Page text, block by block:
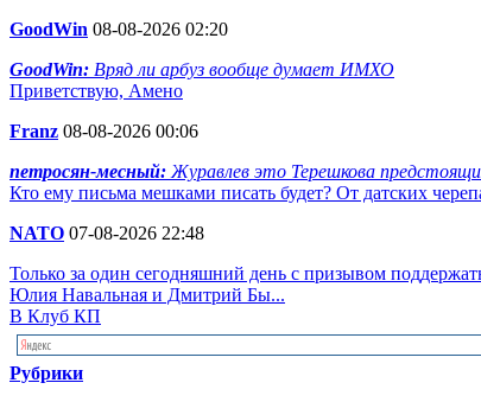
GoodWin 08-08-2026 02:20
GoodWin: Вряд ли арбуз вообще думает ИМХО
Приветствую, Амено
Franz 08-08-2026 00:06
петросян-месный: Журавлев это Терешкова
Кто ему письма мешками писать будет? От датских
NATO 07-08-2026 22:48
Только за один сегодняшний день с призывом
Юлия Навальная и Дмитрий Бы...
В Клуб КП
Рубрики